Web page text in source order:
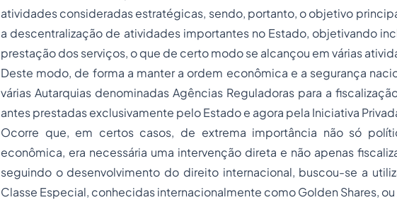
atividades consideradas estratégicas, sendo, portanto, o objetivo
a descentralização de atividades importantes no Estado, objetivando
prestação dos serviços, o que de certo modo se alcançou em várias
Deste modo, de forma a manter a ordem econômica e a segurança
várias Autarquias denominadas Agências Reguladoras para a
antes prestadas exclusivamente pelo Estado e agora pela Iniciativa
Ocorre que, em certos casos, de extrema importância não só
econômica, era necessária uma intervenção direta e não apenas
seguindo o desenvolvimento do direito internacional, buscou-se a
Classe Especial, conhecidas internacionalmente como Golden Shares,